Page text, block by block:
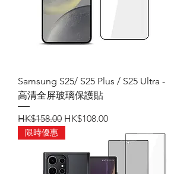
Samsung S25/ S25 Plus / S25 Ultra -
高清全屏玻璃保護貼
一般價格
HK$158.00 促銷價格
HK$108.00
限時優惠